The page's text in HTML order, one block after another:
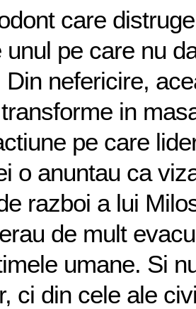
care
unul pe care nu
Din nefericire,
in
pe care
o anuntau ca
razboi a lui
de mult
umane. Si
ci din cele ale